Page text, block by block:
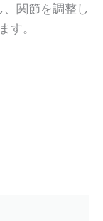
関節を調整し
す。